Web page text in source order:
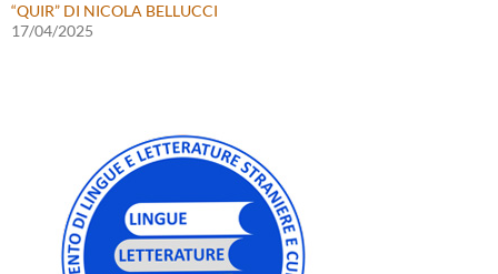
“QUIR” DI NICOLA BELLUCCI
17/04/2025